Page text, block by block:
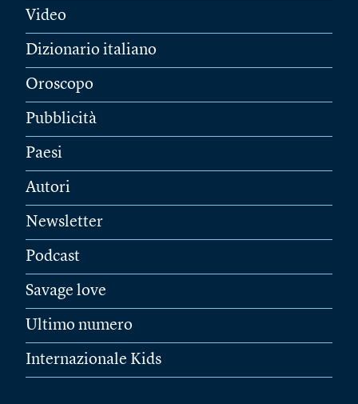
Video
Dizionario italiano
Oroscopo
Pubblicità
Paesi
Autori
Newsletter
Podcast
Savage love
Ultimo numero
Internazionale Kids